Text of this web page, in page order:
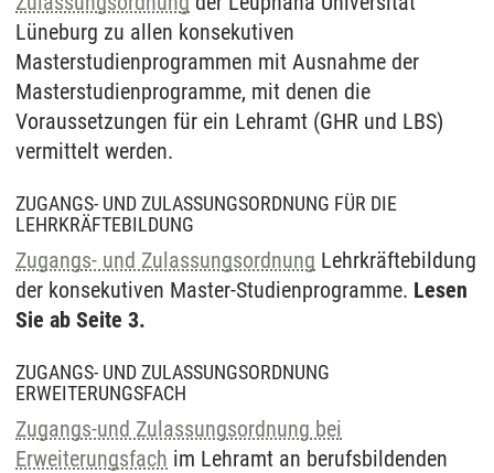
Lüneburg zu allen konsekutiven
Masterstudienprogrammen mit Ausnahme der
Masterstudienprogramme, mit denen die
Voraussetzungen für ein Lehramt (GHR und LBS)
vermittelt werden.
ZUGANGS- UND ZULASSUNGSORDNUNG FÜR DIE
LEHRKRÄFTEBILDUNG
Zugangs- und Zulassungsordnung Lehrkräftebildung
der konsekutiven Master-Studienprogramme. Lesen
Sie ab Seite 3.
ZUGANGS- UND ZULASSUNGSORDNUNG
ERWEITERUNGSFACH
Zugangs-und Zulassungsordnung bei
Erweiterungsfach im Lehramt an berufsbildenden